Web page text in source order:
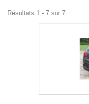
Résultats 1 - 7 sur 7.